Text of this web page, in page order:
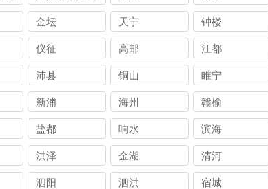
金坛 天宁 钟楼
仪征 高邮 江都
沛县 铜山 睢宁
新浦 海州 赣榆
盐都 响水 滨海
洪泽 金湖 清河
泗阳 泗洪 宿城